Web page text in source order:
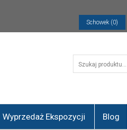
Schowek (0)
Wyprzedaż Ekspozycji Blog